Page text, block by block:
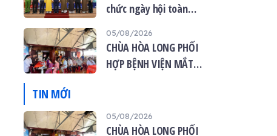
chức ngày hội toàn
quốc năm 2026
05/08/2026
CHÙA HÒA LONG PHỐI
HỢP BỆNH VIỆN MẮT
NGƯỜI DÂN
TIN MỚI
05/08/2026
CHÙA HÒA LONG PHỐI